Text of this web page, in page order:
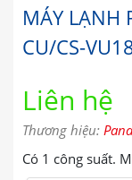
MÁY LẠNH
CU/CS-
Liên hệ
Thương hiệu:
Có 1 công suất.